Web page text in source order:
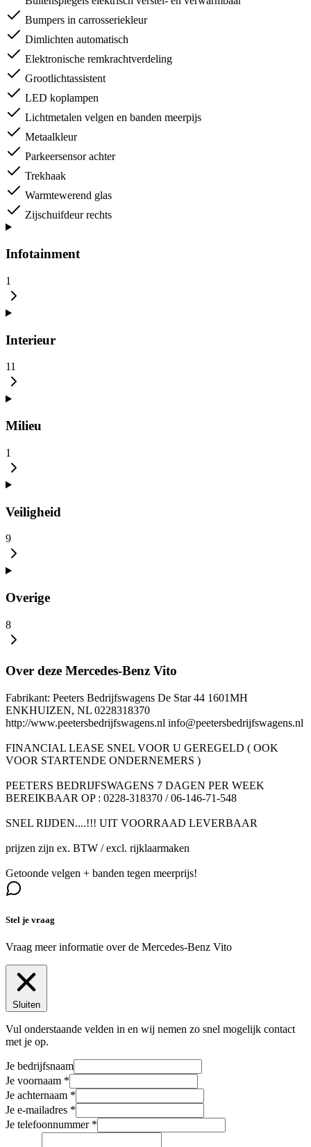
Bumpers in carrosseriekleur
Dimlichten automatisch
Elektronische remkrachtverdeling
Grootlichtassistent
LED koplampen
Lichtmetalen velgen en banden meerpijs
Metaalkleur
Parkeersensor achter
Trekhaak
Warmtewerend glas
Zijschuifdeur rechts
Infotainment
1
Interieur
11
Milieu
1
Veiligheid
9
Overige
8
Over deze Mercedes-Benz Vito
Fabrikant: Peeters Bedrijfswagens De Star 44 1601MH
ENKHUIZEN, NL 0228318370
http://www.peetersbedrijfswagens.nl info@peetersbedrijfswagens.nl
FINANCIAL LEASE SNEL VOOR U GEREGELD ( OOK
VOOR STARTENDE ONDERNEMERS )
PEETERS BEDRIJFSWAGENS 7 DAGEN PER WEEK
BEREIKBAAR OP : 0228-318370 / 06-146-71-548
SNEL RIJDEN....!!! UIT VOORRAAD LEVERBAAR
prijzen zijn ex. BTW / excl. rijklaarmaken
Getoonde velgen + banden tegen meerprijs!
Stel je vraag
Vraag meer informatie over de Mercedes-Benz Vito
Sluiten
Vul onderstaande velden in en wij nemen zo snel mogelijk contact
met je op.
Je bedrijfsnaam
Je voornaam
Je achternaam
Je e-mailadres
Je telefoonnummer